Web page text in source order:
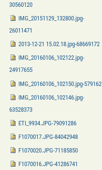
30560120
IMG_20151129_132800.jpg-
26011471
2013-12-21 15.02.18.jpg-68669172
IMG_20160106_102122.jpg-
24917655
IMG_20160106_102150.jpg-579162
IMG_20160106_102146.jpg-
63528373
ETI_9934.JPG-79091286
F1070017.JPG-84042948
F1070020.JPG-71185850
F1070016.JPG-41286741